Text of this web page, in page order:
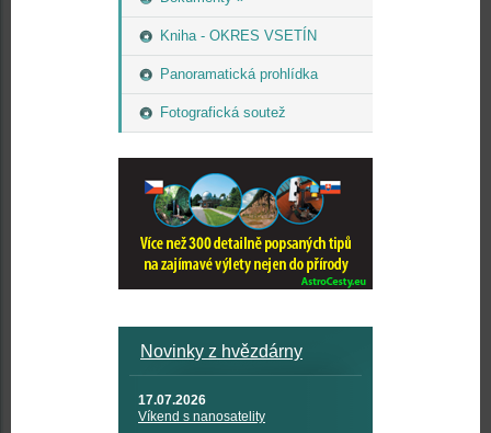
Kniha - OKRES VSETÍN
Panoramatická prohlídka
Fotografická soutež
Novinky z hvězdárny
17.07.2026
Víkend s nanosatelity